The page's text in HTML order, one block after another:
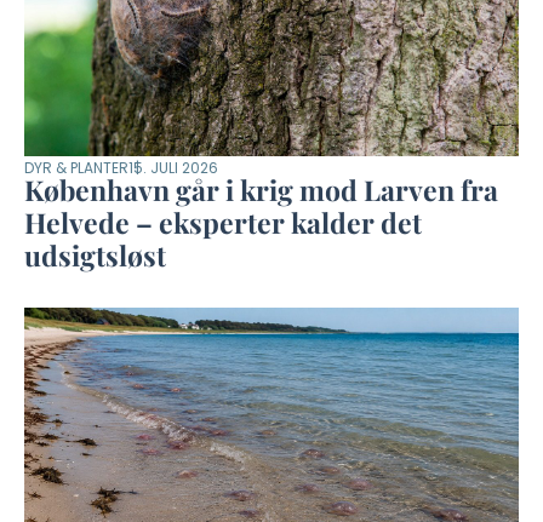
DYR & PLANTER15. JULI 2026
København går i krig mod Larven fra
Helvede – eksperter kalder det
udsigtsløst